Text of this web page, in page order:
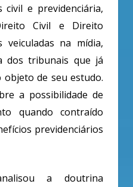
civil e previdenciária,
Civil e Direito
veiculadas na mídia,
dos tribunais que já
de seu estudo.
a possibilidade de
quando contraído
previdenciários
a doutrina